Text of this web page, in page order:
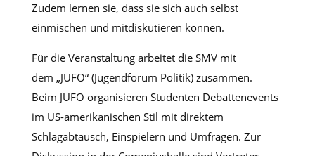
Zudem lernen sie, dass sie sich auch selbst
einmischen und mitdiskutieren können.
Für die Veranstaltung arbeitet die SMV mit
dem „JUFO“ (Jugendforum Politik) zusammen.
Beim JUFO organisieren Studenten Debattenevents
im US-amerikanischen Stil mit direktem
Schlagabtausch, Einspielern und Umfragen. Zur